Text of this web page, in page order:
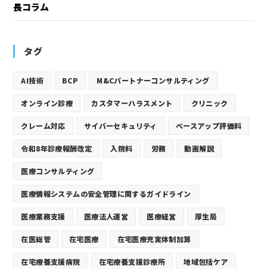
長コラム
タグ
AI技術 BCP M&Cパートナーコンサルティング
オンライン診療 カスタマーハラスメント クリニック
クレーム対応 サイバーセキュリティ ベースアップ評価料
令和8年診療報酬改定 入院料 労務 動画解説
医療コンサルティング
医療情報システムの安全管理に関するガイドライン
医療業務支援 医療法人運営 医療経営 厚生局
在医総管 在宅医療 在宅医療充実体制加算
在宅療養支援病院 在宅療養支援診療所 地域包括ケア